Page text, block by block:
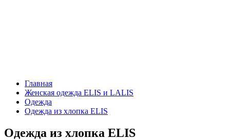
Главная
Женская одежда ELIS и LALIS
Одежда
Одежда из хлопка ELIS
Одежда из хлопка ELIS